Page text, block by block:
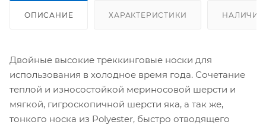
ОПИСАНИЕ ХАРАКТЕРИСТИКИ НАЛИЧИЕ
Двойные высокие треккинговые носки для
использования в холодное время года. Сочетание
теплой и износостойкой мериносовой шерсти и
мягкой, гигроскопичной шерсти яка, а так же,
тонкого носка из Polyester, быстро отводящего